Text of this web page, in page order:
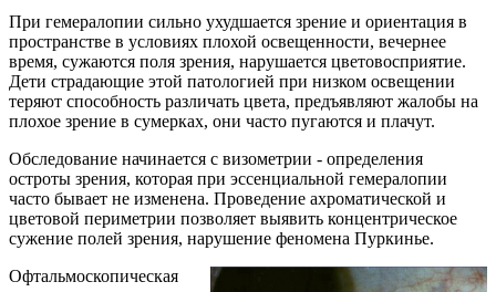
При гемералопии сильно ухудшается зрение и ориентация в
пространстве в условиях плохой освещенности, вечернее
время, сужаются поля зрения, нарушается цветовосприятие.
Дети страдающие этой патологией при низком освещении
теряют способность различать цвета, предъявляют жалобы на
плохое зрение в сумерках, они часто пугаются и плачут.
Обследование начинается с визометрии - определения
остроты зрения, которая при эссенциальной гемералопии
часто бывает не изменена. Проведение ахроматической и
цветовой периметрии позволяет выявить концентрическое
сужение полей зрения, нарушение феномена Пуркинье.
Офтальмоскопическая